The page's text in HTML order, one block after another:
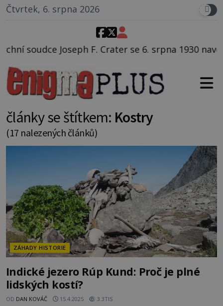
Čtvrtek, 6. srpna 2026
se 6. srpna 1930 navečeří ve své oblíbené
články se štítkem: Kostry
(17 nalezených článků)
ZÁHADY HISTORIE
Indické jezero Rúp Kund: Proč je plné
lidských kostí?
OD DAN KOVÁČ 15.4.2025 3.3TIS